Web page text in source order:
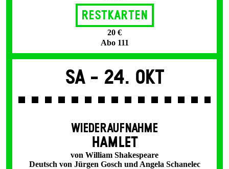
Restkarten
20 €
Abo 111
Sa - 24. Okt
WIEDERAUFNAHME
HAMLET
von William Shakespeare
Deutsch von Jürgen Gosch und Angela Schanelec